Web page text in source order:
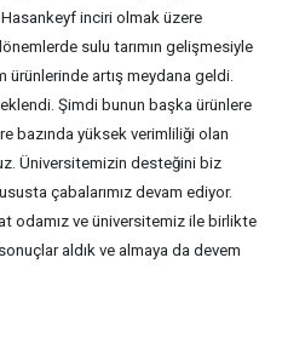
inciri olmak üzere
sulu tarımın gelişmesiyle
ürünlerinde artış meydana geldi.
Şimdi bunun başka ürünlere
bazında yüksek verimliliği olan
Üniversitemizin desteğini biz
çabalarımız devam ediyor.
odamız ve üniversitemiz ile birlikte
aldık ve almaya da devem